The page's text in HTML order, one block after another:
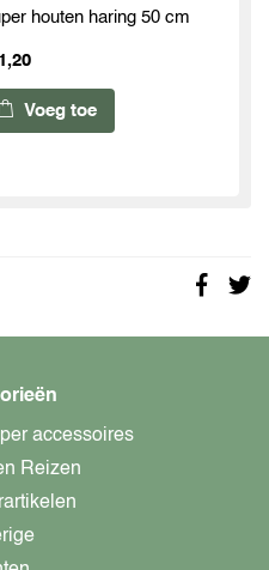
houten haring 50 cm
Voeg toe
accessoires
Reizen